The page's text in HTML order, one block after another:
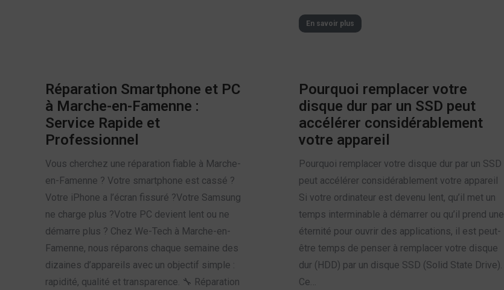
En savoir plus
Réparation Smartphone et PC
à Marche-en-Famenne :
Service Rapide et
Professionnel
Vous cherchez une réparation fiable à Marche-
en-Famenne ? Votre smartphone est cassé ?
Votre iPhone a l’écran fissuré ?Votre Samsung
ne charge plus ?Votre PC devient lent ou ne
démarre plus ? Chez We-Tech à Marche-en-
Famenne, nous réparons chaque semaine des
dizaines d’appareils avec un objectif simple :
rapidité, qualité et transparence. 🔧 Réparation
Pourquoi remplacer votre
disque dur par un SSD peut
accélérer considérablement
votre appareil
Pourquoi remplacer votre disque dur par un SSD
peut accélérer considérablement votre appareil
Si votre ordinateur est devenu lent, qu’il met un
temps interminable à démarrer ou qu’il prend une
éternité pour ouvrir des applications, il est peut-
être temps de penser à remplacer votre disque
dur (HDD) par un disque SSD (Solid State Drive).
Ce…